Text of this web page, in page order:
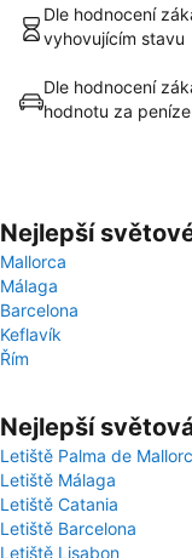
Dle hodnocení
vyhovujícím stavu
Dle hodnocení
hodnotu za peníze
Nejlepší
Mallorca
Málaga
Barcelona
Keflavík
Řím
Nejlepší
Letiště Palma de
Letiště Málaga
Letiště Catania
Letiště Barcelona
Letiště Lisabon